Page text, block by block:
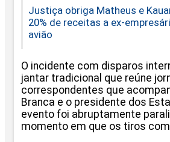
Justiça obriga Matheus e
20% de receitas a ex-
avião
O incidente com disparos
jantar tradicional que reúne
correspondentes que
Branca e o presidente dos
evento foi abruptamente
momento em que os tiros